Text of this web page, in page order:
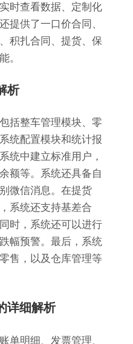
时查看数据、定制化
提供了一口价合同、
积扎合同、提货、保
。
析
括整车管理模块、零
统配置模块和统计报
统中建立标准用户，
额等。系统还具备自
微信消息。在提货
系统还支持基差合
时，系统还可以进行
幅预警。最后，系统
售，以及仓库管理等
详细解析
单明细、发票管理、